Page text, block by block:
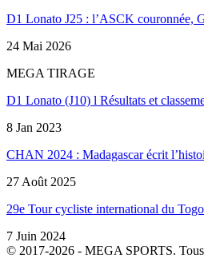
D1 Lonato J25 : l’ASCK couronnée,
24 Mai 2026
MEGA TIRAGE
D1 Lonato (J10) l Résultats et
8 Jan 2023
CHAN 2024 : Madagascar écrit
27 Août 2025
29e Tour cycliste international du
7 Juin 2024
© 2017-2026 - MEGA SPORTS.